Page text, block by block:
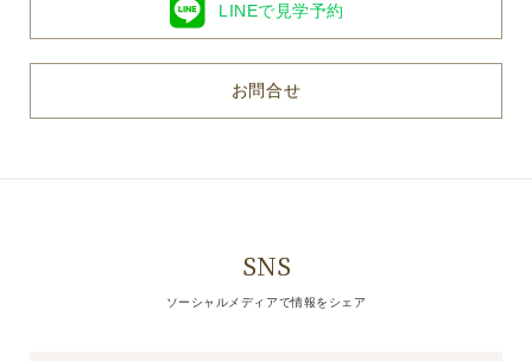
LINEで見学予約
お問合せ
SNS
ソーシャルメディアで情報をシェア